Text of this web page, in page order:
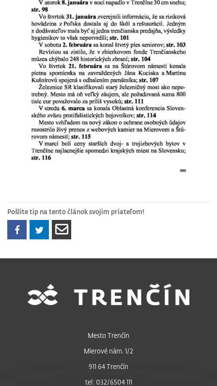
Pošlite tip na tento článok svojim priateľom!
Mesto Trenčín
Mierové nám. 1/2
911 64 Trenčín
tel: 032/6504 111